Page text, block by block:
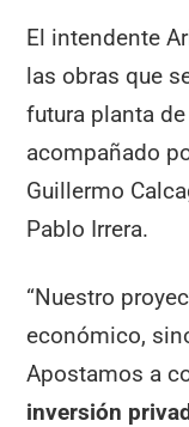
El intendente
las obras que
futura planta
acompañado
Guillermo
Pablo Irrera.
“Nuestro
económico,
Apostamos a
inversión